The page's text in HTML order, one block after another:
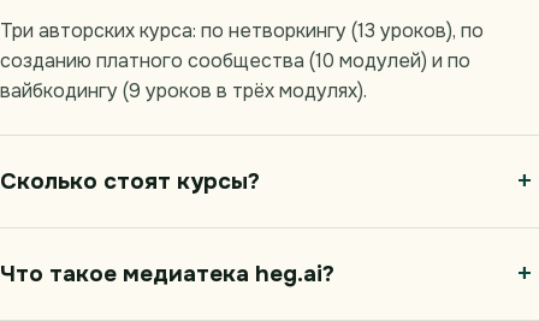
Три авторских курса: по нетворкингу (13 уроков), по
созданию платного сообщества (10 модулей) и по
вайбкодингу (9 уроков в трёх модулях).
Сколько стоят курсы?
Что такое медиатека heg.ai?